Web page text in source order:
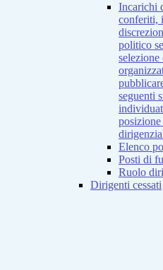
Incarichi
conferiti,
politico
seguenti
Elenco
Posti di
Ruolo
Dirigenti cessati